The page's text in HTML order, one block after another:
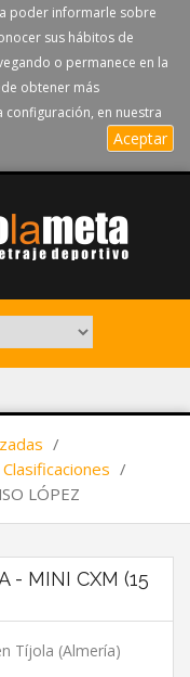
poder informarle sobre
sus hábitos de
o permanece en la
obtener más
en nuestra
Aceptar
/
Clasificaciones /
LÓPEZ
- MINI CXM (15
Tíjola (Almería)